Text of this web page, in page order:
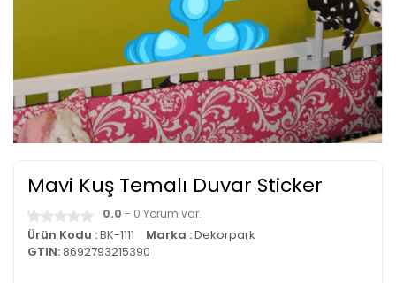
Mavi Kuş Temalı Duvar Sticker
0.0 - 0 Yorum var.
Ürün Kodu :BK-1111 Marka :Dekorpark
GTIN:8692793215390